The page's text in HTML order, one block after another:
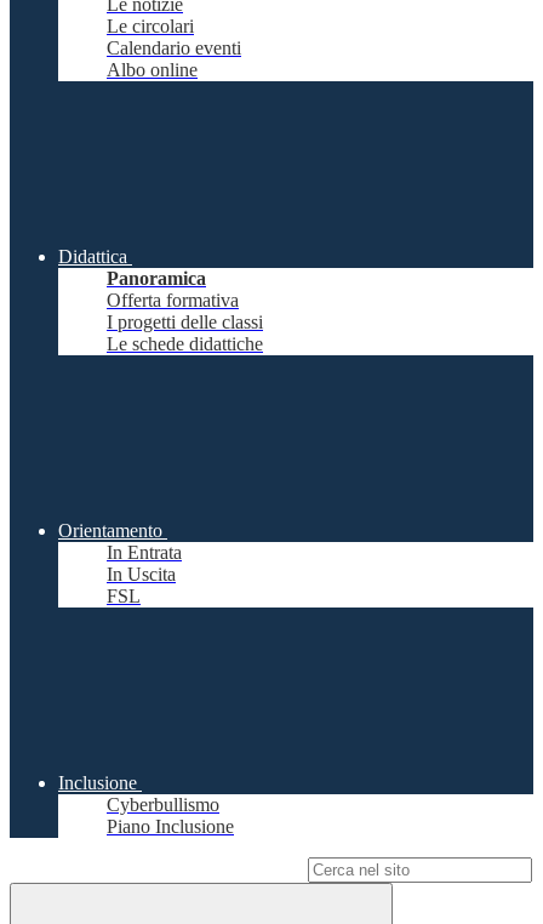
Le notizie
Le circolari
Calendario eventi
Albo online
Didattica
Panoramica
Offerta formativa
I progetti delle classi
Le schede didattiche
Orientamento
In Entrata
In Uscita
FSL
Inclusione
Cyberbullismo
Piano Inclusione